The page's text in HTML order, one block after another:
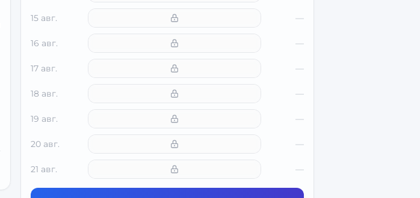
15 авг. —
16 авг. —
17 авг. —
18 авг. —
19 авг. —
20 авг. —
21 авг. —